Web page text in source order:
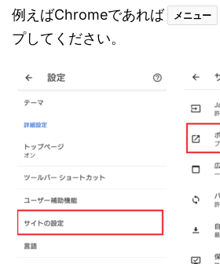
例えばChromeであれば
メニュー
プしてください。